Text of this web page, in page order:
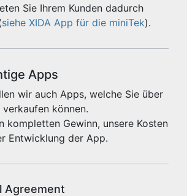
Sie Ihrem Kunden dadurch
siehe XIDA App für die miniTek).
Apps
wir auch Apps, welche Sie über
können.
kompletten Gewinn, unsere Kosten
Entwicklung der App.
Agreement